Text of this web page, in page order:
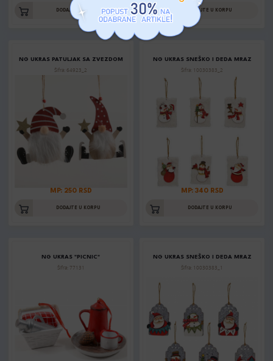
DODAJTE U KORPU DODAJTE U KORPU
NG UKRAS PATULJAK SA ZVEZDOM
Šifra: 64923_2
MP: 250 RSD
DODAJTE U KORPU
NG UKRAS SNEŠKO I DEDA MRAZ
Šifra: 10030383_2
MP: 340 RSD
DODAJTE U KORPU
NG UKRAS "PICNIC"
Šifra: 77131
NG UKRAS SNEŠKO I DEDA MRAZ
Šifra: 10030383_1